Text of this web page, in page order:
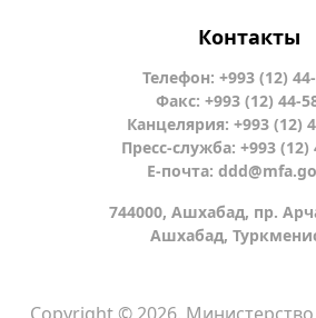
Контакты
Телефон: +993 (12)
Факс: +993 (12) 44-
Канцелярия: +993 (12)
Пресс-служба: +993 (12)
Е-почта:
744000, Ашхабад, пр.
Ашхабад,